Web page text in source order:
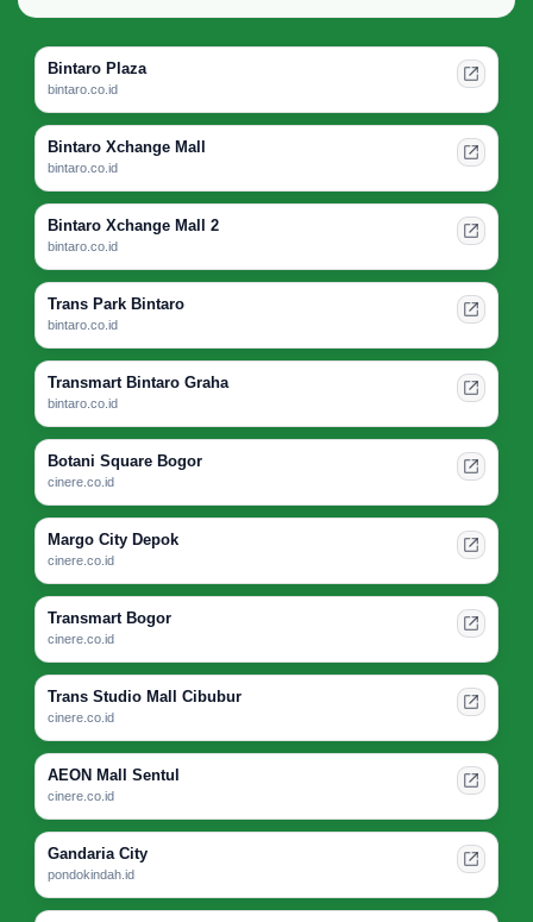
Bintaro Plaza
bintaro.co.id
Bintaro Xchange Mall
bintaro.co.id
Bintaro Xchange Mall 2
bintaro.co.id
Trans Park Bintaro
bintaro.co.id
Transmart Bintaro Graha
bintaro.co.id
Botani Square Bogor
cinere.co.id
Margo City Depok
cinere.co.id
Transmart Bogor
cinere.co.id
Trans Studio Mall Cibubur
cinere.co.id
AEON Mall Sentul
cinere.co.id
Gandaria City
pondokindah.id